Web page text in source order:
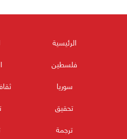
الرئيسية
فلسطين
سوريا
تحقيق
ترجمة